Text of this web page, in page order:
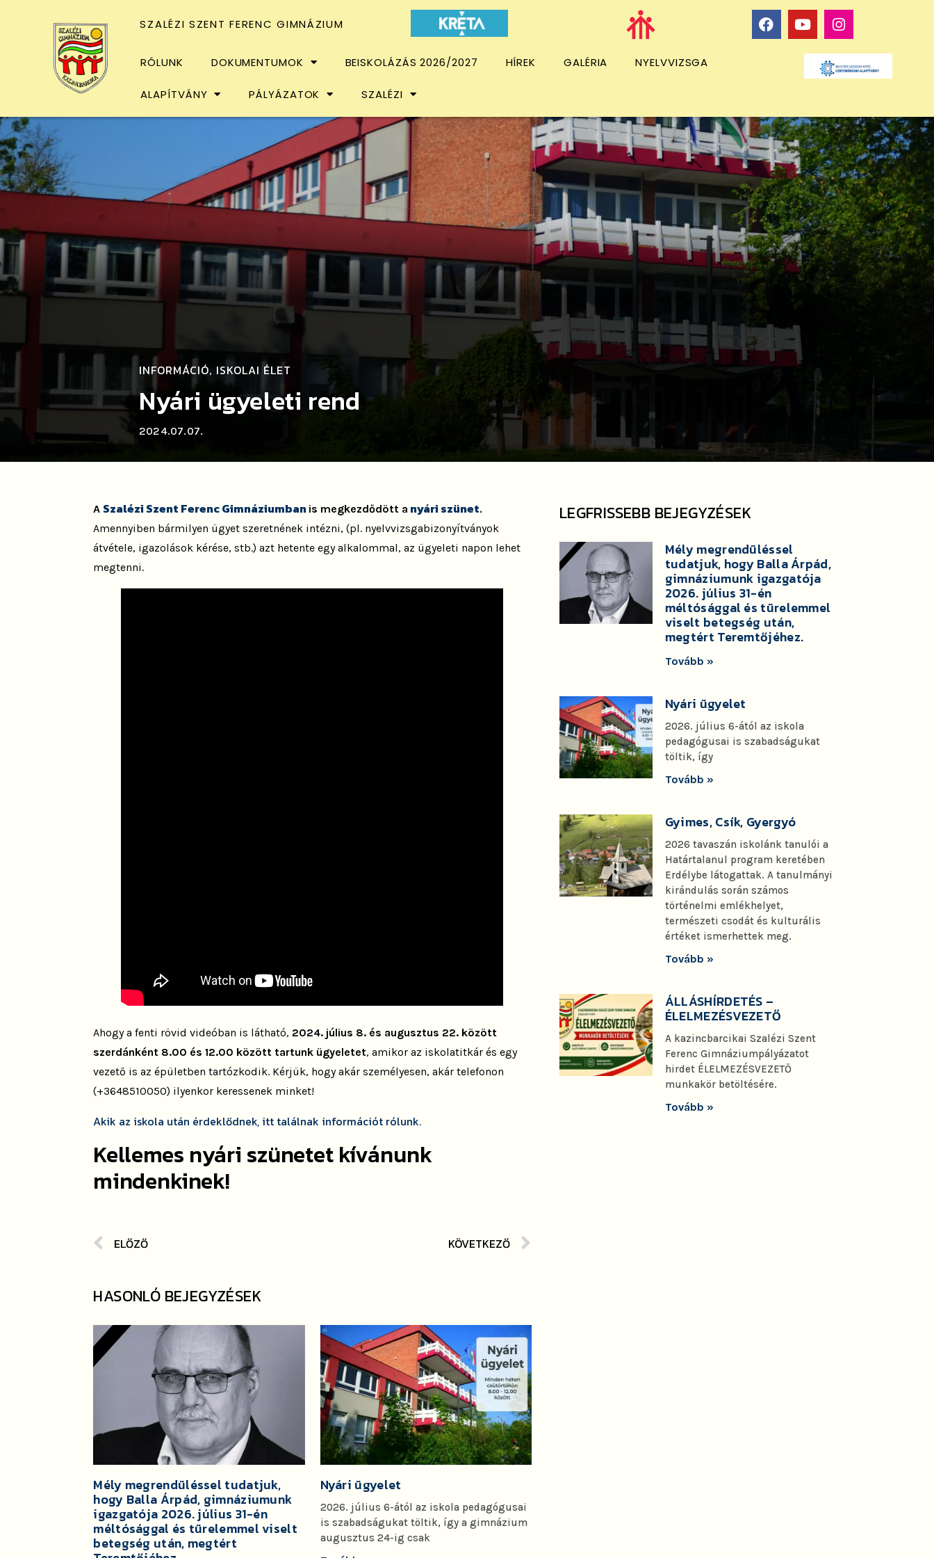
SZALÉZI SZENT FERENC GIMNÁZIUM
RÓLUNK DOKUMENTUMOK BEISKOLÁZÁS 2026/2027 HÍREK GALÉRIA NYELVVIZSGA
ALAPÍTVÁNY PÁLYÁZATOK SZALÉZI
INFORMÁCIÓ, ISKOLAI ÉLET
Nyári ügyeleti rend
2024.07.07.
A Szalézi Szent Ferenc Gimnáziumban is megkezdődött a nyári szünet.
Amennyiben bármilyen ügyet szeretnének intézni, (pl. nyelvvizsgabizonyítványok
átvétele, igazolások kérése, stb.) azt hetente egy alkalommal, az ügyeleti napon lehet
megtenni.
Ahogy a fenti rövid videóban is látható, 2024. július 8. és augusztus 22. között
szerdánként 8.00 és 12.00 között tartunk ügyeletet, amikor az iskolatitkár és egy
vezető is az épületben tartózkodik. Kérjük, hogy akár személyesen, akár telefonon
(+3648510050) ilyenkor keressenek minket!
Akik az iskola után érdeklődnek, itt találnak információt rólunk.
Kellemes nyári szünetet kívánunk
mindenkinek!
ELŐZŐ KÖVETKEZŐ
HASONLÓ BEJEGYZÉSEK
Mély megrendüléssel tudatjuk,
hogy Balla Árpád, gimnáziumunk
igazgatója 2026. július 31-én
méltósággal és türelemmel viselt
betegség után, megtért
Nyári ügyelet
2026. július 6-ától az iskola pedagógusai
is szabadságukat töltik, így a gimnázium
augusztus 24-ig csak
LEGFRISSEBB BEJEGYZÉSEK
Mély megrendüléssel
tudatjuk, hogy Balla Árpád,
gimnáziumunk igazgatója
2026. július 31-én
méltósággal és türelemmel
viselt betegség után,
megtért Teremtőjéhez.
Tovább »
Nyári ügyelet
2026. július 6-ától az iskola
pedagógusai is szabadságukat
töltik, így
Tovább »
Gyimes, Csík, Gyergyó
2026 tavaszán iskolánk tanulói a
Határtalanul program keretében
Erdélybe látogattak. A tanulmányi
kirándulás során számos
történelmi emlékhelyet,
természeti csodát és kulturális
értéket ismerhettek meg.
Tovább »
ÁLLÁSHÍRDETÉS –
ÉLELMEZÉSVEZETŐ
A kazincbarcikai Szalézi Szent
Ferenc Gimnáziumpályázatot
hirdet ÉLELMEZÉSVEZETŐ
munkakör betöltésére.
Tovább »